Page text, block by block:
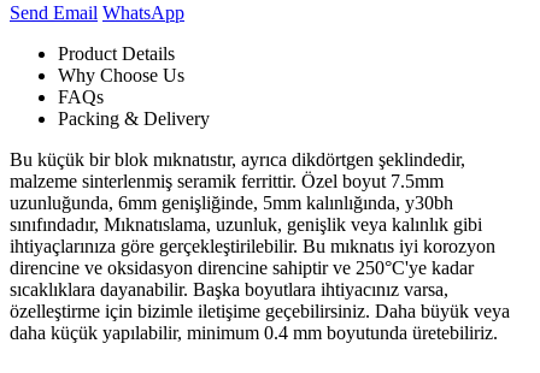
Send Email Whats​App
Product Details
Why Choose Us
FAQs
Packing & Delivery
Bu küçük bir blok mıknatıstır, ayrıca dikdörtgen şeklindedir,
malzeme sinterlenmiş seramik ferrittir. Özel boyut 7.5mm
uzunluğunda, 6mm genişliğinde, 5mm kalınlığında, y30bh
sınıfındadır, Mıknatıslama, uzunluk, genişlik veya kalınlık gibi
ihtiyaçlarınıza göre gerçekleştirilebilir. Bu mıknatıs iyi korozyon
direncine ve oksidasyon direncine sahiptir ve 250°C'ye kadar
sıcaklıklara dayanabilir. Başka boyutlara ihtiyacınız varsa,
özelleştirme için bizimle iletişime geçebilirsiniz. Daha büyük veya
daha küçük yapılabilir, minimum 0.4 mm boyutunda üretebiliriz.